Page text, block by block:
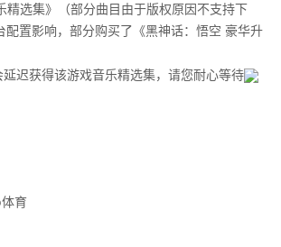
精选集》（部分曲目由于版权原因不支持下
配置影响，部分购买了《黑神话：悟空 豪华升
迟获得该游戏音乐精选集，请您耐心等待
育